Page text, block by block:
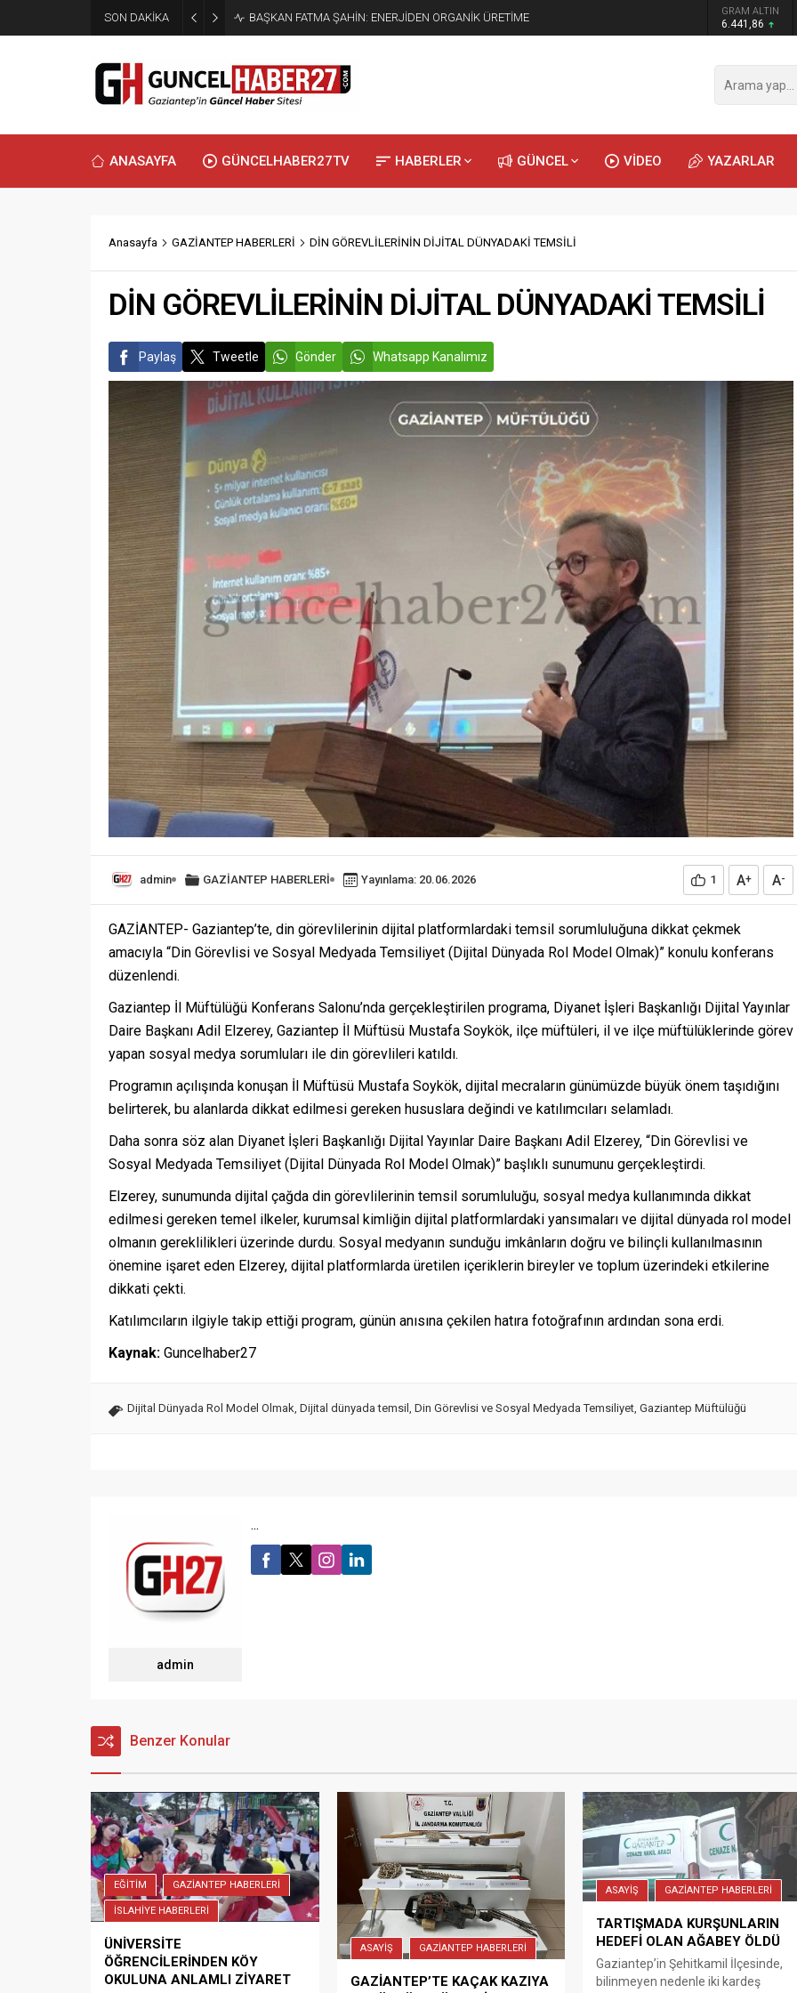
SON DAKİKA BAŞKAN FATMA ŞAHİN: ENERJİDEN ORGANİK ÜRETİME GRAM ALTIN
6.441,86
ANASAYFA GÜNCELHABER27TV HABERLER GÜNCEL VİDEO YAZARLAR
Anasayfa GAZİANTEP HABERLERİ DİN GÖREVLİLERİNİN DİJİTAL DÜNYADAKİ TEMSİLİ
DİN GÖREVLİLERİNİN DİJİTAL DÜNYADAKİ TEMSİLİ
Paylaş Tweetle Gönder Whatsapp Kanalımız
admin GAZİANTEP HABERLERİ Yayınlama: 20.06.2026 1 A+ A-
GAZİANTEP- Gaziantep’te, din görevlilerinin dijital platformlardaki temsil sorumluluğuna dikkat çekmek
amacıyla “Din Görevlisi ve Sosyal Medyada Temsiliyet (Dijital Dünyada Rol Model Olmak)” konulu konferans
düzenlendi.
Gaziantep İl Müftülüğü Konferans Salonu’nda gerçekleştirilen programa, Diyanet İşleri Başkanlığı Dijital Yayınlar
Daire Başkanı Adil Elzerey, Gaziantep İl Müftüsü Mustafa Soykök, ilçe müftüleri, il ve ilçe müftülüklerinde görev
yapan sosyal medya sorumluları ile din görevlileri katıldı.
Programın açılışında konuşan İl Müftüsü Mustafa Soykök, dijital mecraların günümüzde büyük önem taşıdığını
belirterek, bu alanlarda dikkat edilmesi gereken hususlara değindi ve katılımcıları selamladı.
Daha sonra söz alan Diyanet İşleri Başkanlığı Dijital Yayınlar Daire Başkanı Adil Elzerey, “Din Görevlisi ve
Sosyal Medyada Temsiliyet (Dijital Dünyada Rol Model Olmak)” başlıklı sunumunu gerçekleştirdi.
Elzerey, sunumunda dijital çağda din görevlilerinin temsil sorumluluğu, sosyal medya kullanımında dikkat
edilmesi gereken temel ilkeler, kurumsal kimliğin dijital platformlardaki yansımaları ve dijital dünyada rol model
olmanın gereklilikleri üzerinde durdu. Sosyal medyanın sunduğu imkânların doğru ve bilinçli kullanılmasının
önemine işaret eden Elzerey, dijital platformlarda üretilen içeriklerin bireyler ve toplum üzerindeki etkilerine
dikkati çekti.
Katılımcıların ilgiyle takip ettiği program, günün anısına çekilen hatıra fotoğrafının ardından sona erdi.
Kaynak: Guncelhaber27
Dijital Dünyada Rol Model Olmak Dijital dünyada temsil Din Görevlisi ve Sosyal Medyada Temsiliyet Gaziantep Müftülüğü
admin
...
Benzer Konular
EĞİTİM GAZİANTEP HABERLERİ
İSLAHİYE HABERLERİ
ÜNİVERSİTE
ÖĞRENCİLERİNDEN KÖY
OKULUNA ANLAMLI ZİYARET
ASAYİŞ GAZİANTEP HABERLERİ
GAZİANTEP’TE KAÇAK KAZIYA
ASAYİŞ GAZİANTEP HABERLERİ
TARTIŞMADA KURŞUNLARIN
HEDEFİ OLAN AĞABEY ÖLDÜ
Gaziantep’in Şehitkamil İlçesinde,
bilinmeyen nedenle iki kardeş